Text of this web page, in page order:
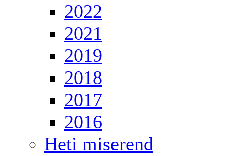
2022
2021
2019
2018
2017
2016
Heti miserend